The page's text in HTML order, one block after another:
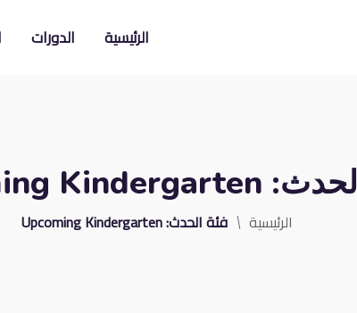
الرئيسية الدورات
Kindergarten
الرئيسية فئة الحدث:Upcoming Kindergarten